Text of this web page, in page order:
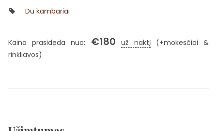
Du kambariai
Kaina prasideda nuo: €180 už naktį(+mokesčiai &
rinkliavos)